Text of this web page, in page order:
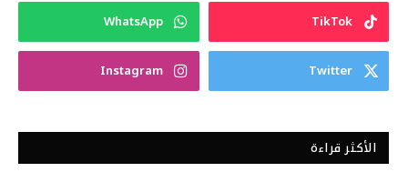
TikTok
WhatsApp
Twitter
Instagram
الأكثر قراءة